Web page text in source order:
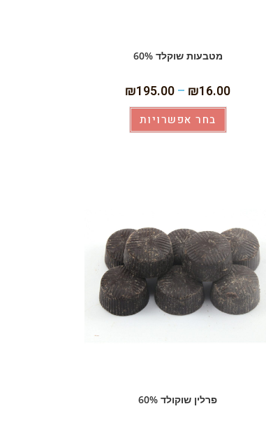
מטבעות שוקלד 60%
₪16.00
–
₪195.00
בחר אפשרויות
פרלין שוקולד 60%